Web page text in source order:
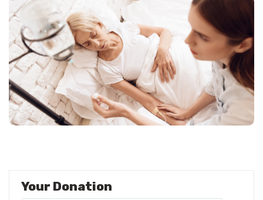
Your Donation